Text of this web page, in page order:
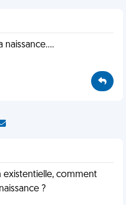
naissance....
existentielle, comment
?